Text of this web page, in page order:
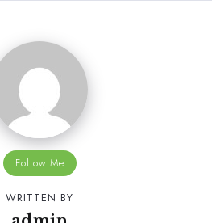
Follow Me
WRITTEN BY